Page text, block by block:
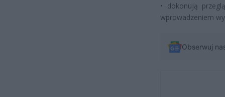
• dokonują
wprowadzeniem
Obserwuj